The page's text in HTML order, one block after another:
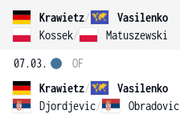
Krawietz/
Vasilenko
Kossek/ Matuszewski
07.03.
Krawietz/
Vasilenko
Djordjevic/ Obradovic
OF